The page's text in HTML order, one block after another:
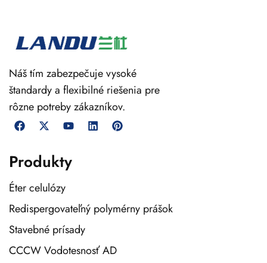
Náš tím zabezpečuje vysoké
štandardy a flexibilné riešenia pre
rôzne potreby zákazníkov.
Produkty
Éter celulózy
Redispergovateľný polymérny prášok
Stavebné prísady
CCCW Vodotesnosť AD